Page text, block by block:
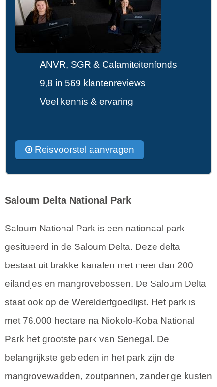
ANVR, SGR & Calamiteitenfonds
9,8 in 569 klantenreviews
Veel kennis & ervaring
Reisvoorstel aanvragen
Saloum Delta National Park
Saloum National Park is een nationaal park
gesitueerd in de Saloum Delta. Deze delta
bestaat uit brakke kanalen met meer dan 200
eilandjes en mangrovebossen. De Saloum Delta
staat ook op de Werelderfgoedlijst. Het park is
met 76.000 hectare na Niokolo-Koba National
Park het grootste park van Senegal. De
belangrijkste gebieden in het park zijn de
mangrovewadden, zoutpannen, zanderige kusten